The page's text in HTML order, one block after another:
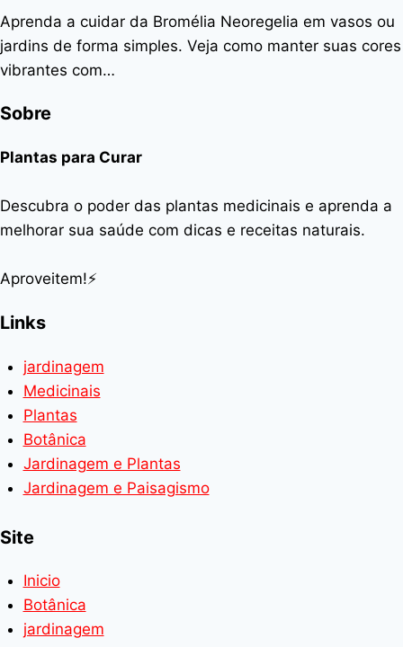
Aprenda a cuidar da Bromélia Neoregelia em vasos ou
jardins de forma simples. Veja como manter suas cores
vibrantes com…
Sobre
Plantas para Curar
Descubra o poder das plantas medicinais e aprenda a
melhorar sua saúde com dicas e receitas naturais.
Aproveitem!⚡
Links
jardinagem
Medicinais
Plantas
Botânica
Jardinagem e Plantas
Jardinagem e Paisagismo
Site
Inicio
Botânica
jardinagem